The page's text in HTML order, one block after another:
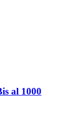
al 1000